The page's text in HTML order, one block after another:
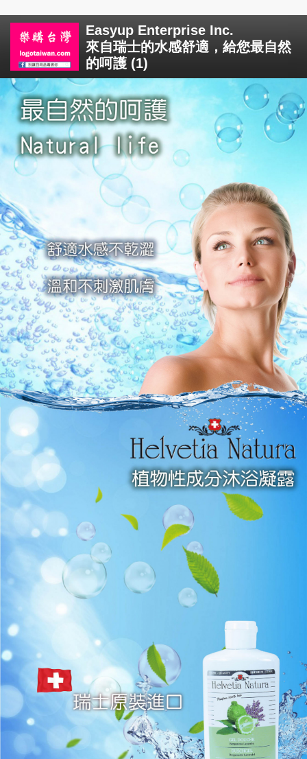
Easyup Enterprise Inc.
來自瑞士的水感舒適，給您最自然
的呵護 (1)